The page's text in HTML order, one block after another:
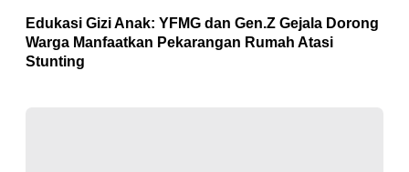
Edukasi Gizi Anak: YFMG dan Gen.Z Gejala Dorong
Warga Manfaatkan Pekarangan Rumah Atasi
Stunting